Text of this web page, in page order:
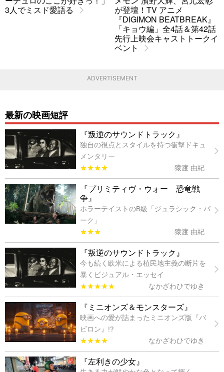
3人でミスド愛語る
が登壇！TV アニメ
『DIGIMON BEATBREAK』
「キョウ編」全4話＆第42話
先行上映会キャストトークイ
ベント
ADVERTISEMENT
最新の映画短評
『叛逆のサウンドトラック』
独自の視点とスタイルを持つ衝撃ドキュ
メンタリー
★★★★
猿渡 由紀
『プリミティヴ・ウォー 恐竜戦
争』
ホラーテイストのB級「ジュラシック・パ
ーク」
★★★
猿渡 由紀
『叛逆のサウンドトラック』
今も続く欧米による植民地主義の断片を
暴くビジュアル・エッセイ
★★★★★
なかざわひでゆき
『ミニオンズ＆モンスターズ』
映画への愛が詰まったミニオンズ版『バ
ビロン』!?
★★★★
なかざわひでゆき
『左利きの少女』